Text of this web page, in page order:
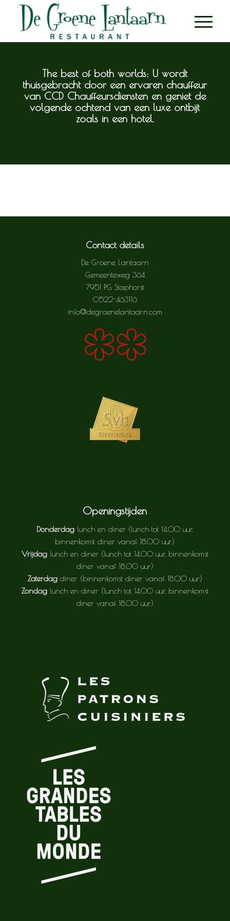
The best of both worlds: U wordt
thuisgebracht door een ervaren chauffeur
van CCD Chauffeursdiensten en geniet de
volgende ochtend van een luxe ontbijt
zoals in een hotel.
Contact details
De Groene Lantaarn
Gemeenteweg 364
7951 PG Staphorst
0522-463116
info@degroenelantaarn.com
Openingstijden
Donderdag lunch en diner (lunch tot 14.00 uur,
binnenkomst diner vanaf 18.00 uur)
Vrijdaglunch en diner (lunch tot 14.00 uur, binnenkomst
diner vanaf 18.00 uur)
Zaterdagdiner (binnenkomst diner vanaf 18.00 uur)
Zondaglunch en diner (lunch tot 14.00 uur, binnenkomst
diner vanaf 18.00 uur)